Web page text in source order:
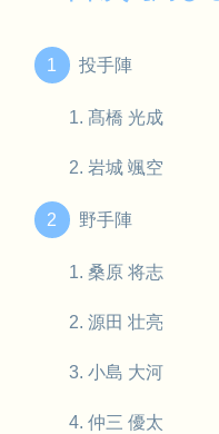
投手陣
髙橋 光成
岩城 颯空
野手陣
桑原 将志
源田 壮亮
小島 大河
仲三 優太